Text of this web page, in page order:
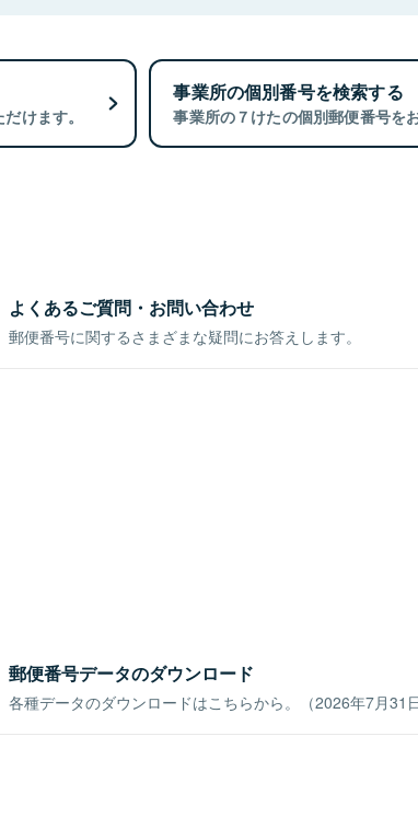
けます。
事業所の個別番号を検索する
事業所の７けたの個別郵便番号を
よくあるご質問・お問い合わせ
郵便番号に関するさまざまな疑問にお答えします。
郵便番号データのダウンロード
各種データのダウンロードはこちらから。（2026年7月31日